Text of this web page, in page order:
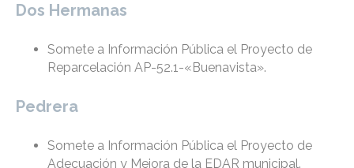
Dos Hermanas
Somete a Información Pública el Proyecto de
Reparcelación AP-52.1-«Buenavista».
Pedrera
Somete a Información Pública el Proyecto de
Adecuación y Mejora de la EDAR municipal.